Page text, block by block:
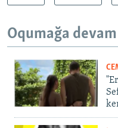
Oqumağa